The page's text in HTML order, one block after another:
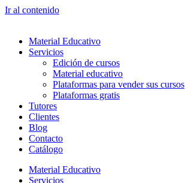
Ir al contenido
Material Educativo
Servicios
Edición de cursos
Material educativo
Plataformas para vender sus cursos
Plataformas gratis
Tutores
Clientes
Blog
Contacto
Catálogo
Material Educativo
Servicios